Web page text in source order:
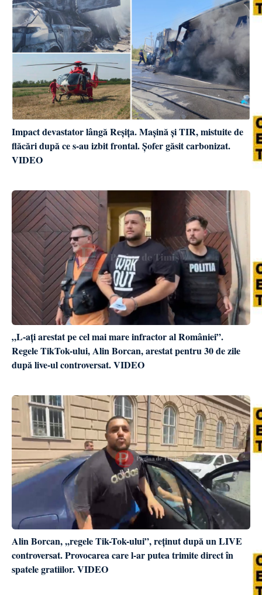
Impact devastator lângă Reșița. Mașină și TIR, mistuite de
flăcări după ce s-au izbit frontal. Șofer găsit carbonizat.
VIDEO
„L-ați arestat pe cel mai mare infractor al României”.
Regele TikTok-ului, Alin Borcan, arestat pentru 30 de zile
după live-ul controversat. VIDEO
Alin Borcan, ,,regele Tik-Tok-ului”, reținut după un LIVE
controversat. Provocarea care l-ar putea trimite direct în
spatele gratiilor. VIDEO